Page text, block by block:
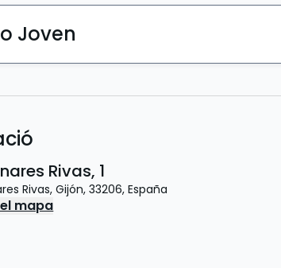
Joven
Rivas, 1
Rivas, Gijón, 33206, España
mapa